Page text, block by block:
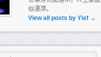
似漂萍。
View all posts by Yixf →